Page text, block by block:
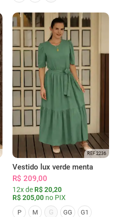
REF 2236
Vestido lux verde menta
R$ 209,00
12x de R$ 20,20
R$ 205,00 no PIX
P M G GG G1